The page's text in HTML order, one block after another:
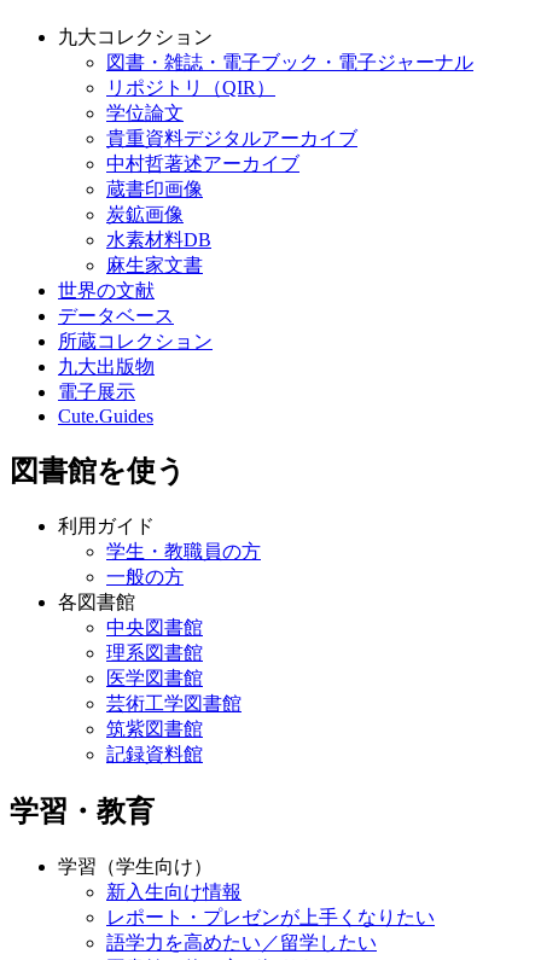
九大コレクション
図書・雑誌・電子ブック・電子ジャーナル
リポジトリ（QIR）
学位論文
貴重資料デジタルアーカイブ
中村哲著述アーカイブ
蔵書印画像
炭鉱画像
水素材料DB
麻生家文書
世界の文献
データベース
所蔵コレクション
九大出版物
電子展示
Cute.Guides
図書館を使う
利用ガイド
学生・教職員の方
一般の方
各図書館
中央図書館
理系図書館
医学図書館
芸術工学図書館
筑紫図書館
記録資料館
学習・教育
学習（学生向け）
新入生向け情報
レポート・プレゼンが上手くなりたい
語学力を高めたい／留学したい